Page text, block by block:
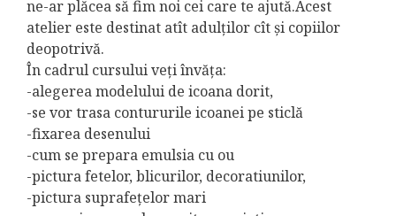
ne-ar plăcea să fim noi cei care te ajută.Acest
atelier este destinat atît adulților cît și copiilor
deopotrivă.
În cadrul cursului veți învăța:
-alegerea modelului de icoana dorit,
-se vor trasa contururile icoanei pe sticlă
-fixarea desenului
-cum se prepara emulsia cu ou
-pictura fetelor, blicurilor, decoratiunilor,
-pictura suprafețelor mari